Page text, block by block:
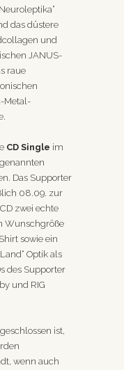
das düstere
und
JANUS-
raue
Metal-
CD Single im
Das Supporter
08.09. zur
zwei echte
Wunschgröße
sowie ein
Optik als
des Supporter
und RIG
ist,
wenn auch